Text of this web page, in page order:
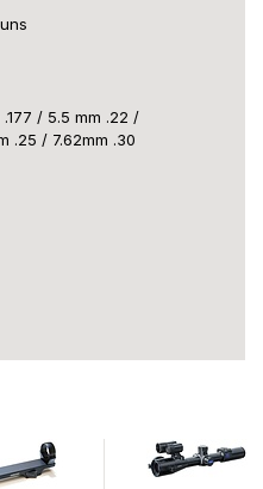
.177 / 5.5 mm .22 /
.25 / 7.62mm .30